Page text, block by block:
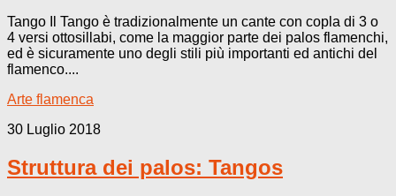
Tango Il Tango è tradizionalmente un cante con copla di 3 o
4 versi ottosillabi, come la maggior parte dei palos flamenchi,
ed è sicuramente uno degli stili più importanti ed antichi del
flamenco....
Arte flamenca
30 Luglio 2018
Struttura dei palos: Tangos